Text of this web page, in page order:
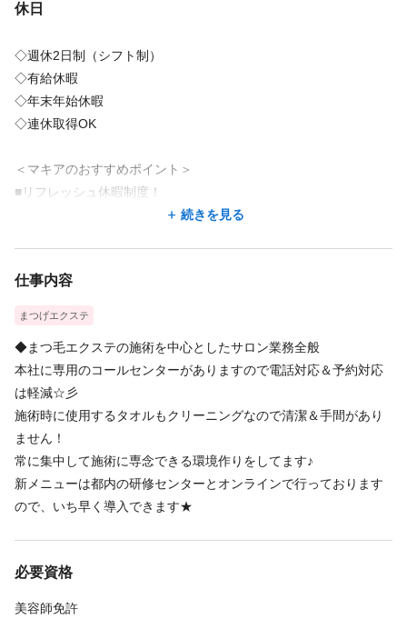
休日
◇週休2日制（シフト制）
◇有給休暇
◇年末年始休暇
◇連休取得OK
＜マキアのおすすめポイント＞
■リフレッシュ休暇制度！
有給休暇とは別に年6日の休暇を取得することが可能です！
ますよ＾＾
「休暇制度があっても実際取れるのかな・・・」そんな心配はい
りません！
協力し合ってシフトを決めるのはもちろん、入客数とスタッフ数
の配分もしっかり考えているのでお休みはきちんと取れます！
接客業ですが年始休暇の休暇があるのも嬉しいポイント♪
続きを見る
仕事内容
まつげエクステ
◆まつ毛エクステの施術を中心としたサロン業務全般
本社に専用のコールセンターがありますので電話対応＆予約対応
は軽減☆彡
施術時に使用するタオルもクリーニングなので清潔＆手間があり
ません！
常に集中して施術に専念できる環境作りをしてます♪
新メニューは都内の研修センターとオンラインで行っております
ので、いち早く導入できます★
必要資格
美容師免許